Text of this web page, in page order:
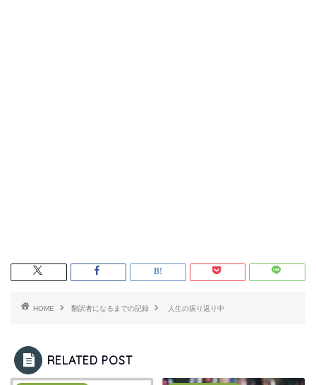
HOME 翻訳者になるまでの記録 人生の振り返り中
RELATED POST